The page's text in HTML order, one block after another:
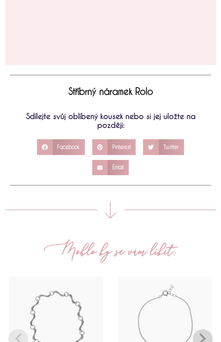
Stříbrný náramek Rolo
Sdílejte svůj oblíbený kousek nebo si jej uložte na
později:
Facebook Pinterest Twitter
Email
Mohlo by se vám líbit: